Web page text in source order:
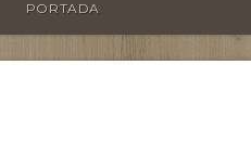
PORTADA